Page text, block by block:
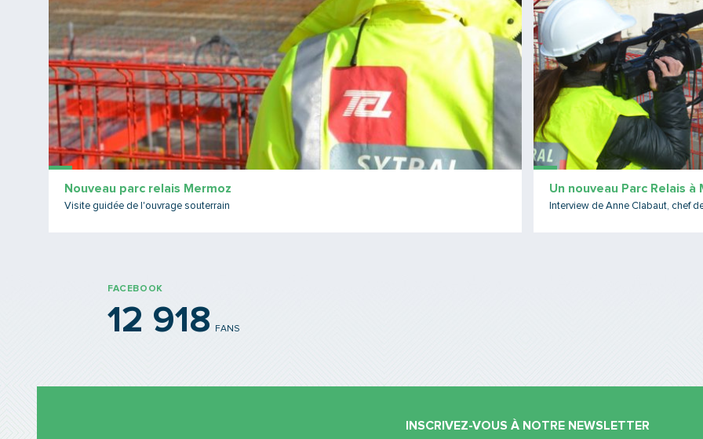
Nouveau parc relais Mermoz
Visite guidée de l'ouvrage souterrain
Un nouveau Parc Relais à
Interview de Anne Clabaut, chef
FACEBOOK
12 918 FANS
INSCRIVEZ-VOUS À NOTRE NEWSLETTER